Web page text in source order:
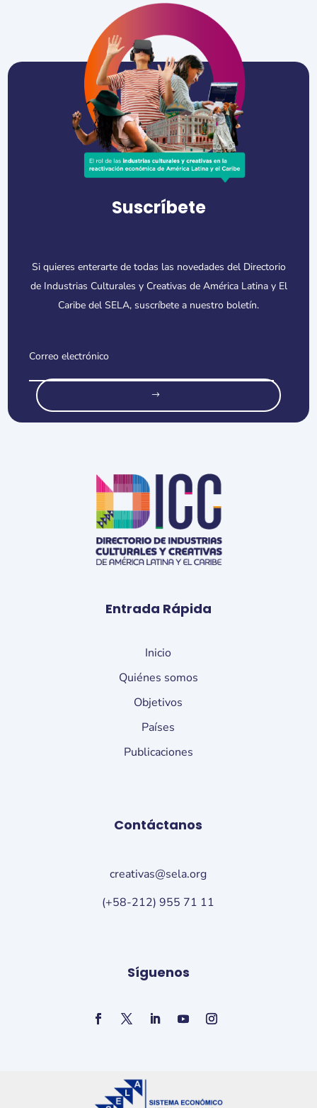
Suscríbete
Si quieres enterarte de todas las novedades del Directorio
de Industrias Culturales y Creativas de América Latina y El
Caribe del SELA, suscríbete a nuestro boletín.
Entrada Rápida
Inicio
Quiénes somos
Objetivos
Países
Publicaciones
Contáctanos
creativas@sela.org
(+58-212) 955 71 11
Síguenos